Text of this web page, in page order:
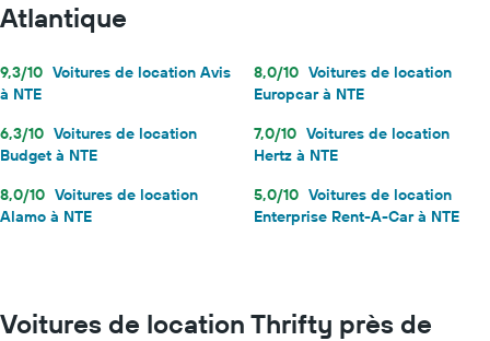
Atlantique
9,3/10 Voitures de location Avis
à NTE
8,0/10 Voitures de location
Europcar à NTE
6,3/10 Voitures de location
Budget à NTE
7,0/10 Voitures de location
Hertz à NTE
8,0/10 Voitures de location
Alamo à NTE
5,0/10 Voitures de location
Enterprise Rent-A-Car à NTE
Voitures de location Thrifty près de